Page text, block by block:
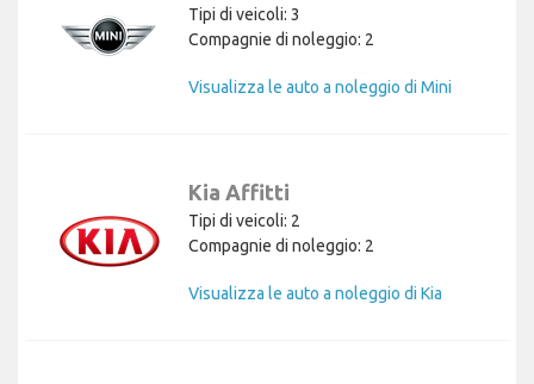
Tipi di veicoli: 3
Compagnie di noleggio: 2
Visualizza le auto a noleggio di Mini
Kia Affitti
Tipi di veicoli: 2
Compagnie di noleggio: 2
Visualizza le auto a noleggio di Kia